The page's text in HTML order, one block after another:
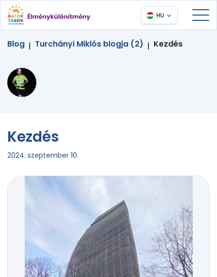
HU
Blog | Turchányi Miklós blogja (2) | Kezdés
Kezdés
2024. szeptember 10.